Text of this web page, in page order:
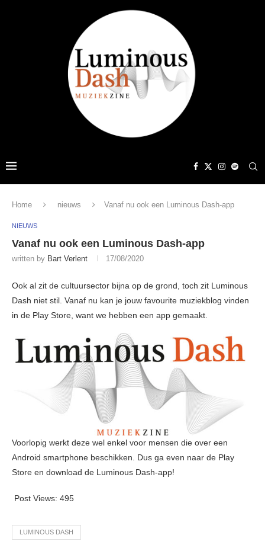
Home nieuws Vanaf nu ook een Luminous Dash-app
NIEUWS
Vanaf nu ook een Luminous Dash-app
written by Bart Verlent 17/08/2020
Ook al zit de cultuursector bijna op de grond, toch zit Luminous
Dash niet stil. Vanaf nu kan je jouw favourite muziekblog vinden
in de Play Store, want we hebben een app gemaakt.
Voorlopig werkt deze wel enkel voor mensen die over een
Android smartphone beschikken. Dus ga even naar de Play
Store en download de Luminous Dash-app!
Post Views: 495
LUMINOUS DASH